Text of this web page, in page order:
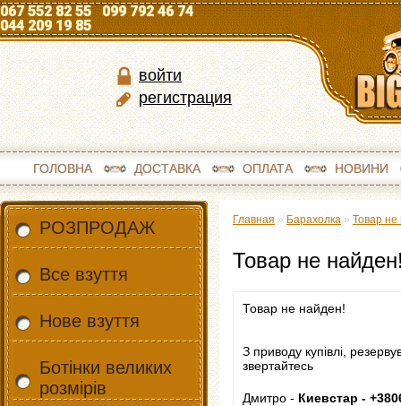
067 552 82 55 099 792 46 74
044 209 19 85
войти
регистрация
ГОЛОВНА ДОСТАВКА ОПЛАТА НОВИНИ
РОЗПРОДАЖ
Все взуття
Нове взуття
Ботінки великих
розмірів
Главная » Барахолка » Товар не
Товар не
Товар не найден!
З приводу купівлі,
звертайтесь
Дмитро - Киевстар -